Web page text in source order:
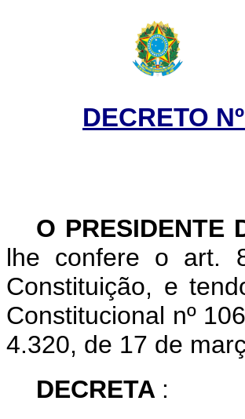
DECRETO
O PRESIDENTE
lhe confere o art.
Constituição, e
Constitucional nº
4.320, de 17 de
DECRETA :